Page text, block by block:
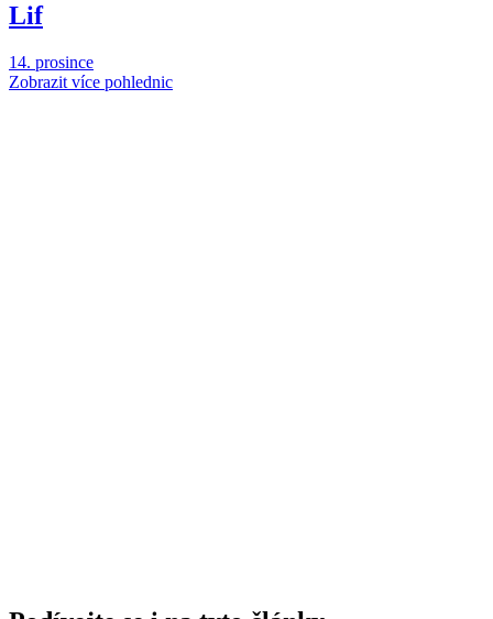
Lif
14. prosince
Zobrazit více pohlednic